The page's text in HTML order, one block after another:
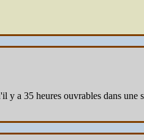
a 35 heures ouvrables dans une